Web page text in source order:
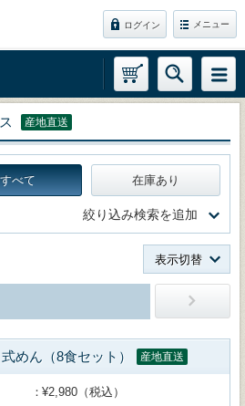
ログイン メニュー
産地直送
すべて 在庫あり
絞り込み検索を追加
表示切替
めん（8食セット） 産地直送
¥2,980（税込）